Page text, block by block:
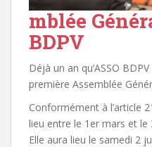
mblée
BDPV
Déjà un an qu’ASSO
première Assemblée
Conformément à l’article
lieu entre le 1er mars et le
Elle aura lieu le samedi 2